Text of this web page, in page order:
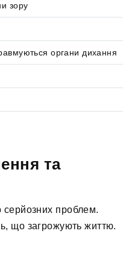
зору
органи дихання
та
серйозних проблем.
що загрожують життю.